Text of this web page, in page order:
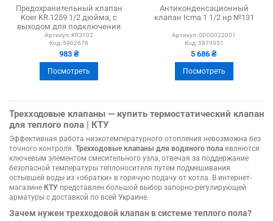
Предохранительный клапан
Koer KR.1259 1/2 дюйма, с
выходом для подключения
манометра
Артикул: KR3102
Код: 5902678
983 ₴
Посмотреть
Антиконденсационный
клапан Icma 1 1/2 нр №131
Артикул: SD00022001
Код: 5879951
5 686 ₴
Посмотреть
Трехходовые клапаны — купить термостатический клапан
для теплого пола | КТУ
Эффективная работа низкотемпературного отопления невозможна без
точного контроля. Трехходовые клапаны для водяного пола являются
ключевым элементом смесительного узла, отвечая за поддержание
безопасной температуры теплоносителя путем подмешивания
остывшей воды из «обратки» в горячую подачу от котла. В интернет-
магазине КТУ представлен большой выбор запорно-регулирующей
арматуры с доставкой по всей Украине.
Зачем нужен трехходовой клапан в системе теплого пола?